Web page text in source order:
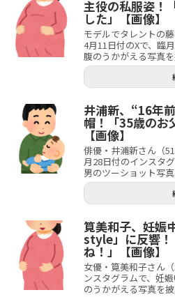
主役の私服姿！
した」【画像】
モデルでタレントの
4月11日付のXで、臨
腹のうかがえる写真
井浦新、“16年
帽！「35歳のお
【画像】
俳優・井浦新さん（
月28日付のインスタ
男のツーショット写
筧美和子、妊娠
style」に反響！
ね！」【画像】
女優・筧美和子さん
ンスタグラムで、妊
のうかがえる写真を